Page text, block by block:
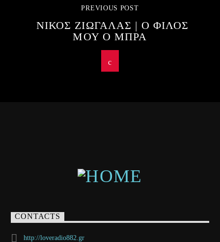
PREVIOUS POST
ΝΙΚΟΣ ΖΙΩΓΑΛΑΣ | Ο ΦΙΛΟΣ
ΜΟΥ Ο ΜΠΡΑ
CONTACTS
http://loveradio882.gr